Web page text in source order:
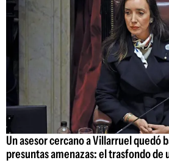
Un asesor cercano a Villarruel quedó
presuntas amenazas: el trasfondo de